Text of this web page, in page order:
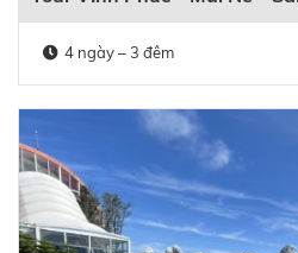
4 ngày – 3 đêm